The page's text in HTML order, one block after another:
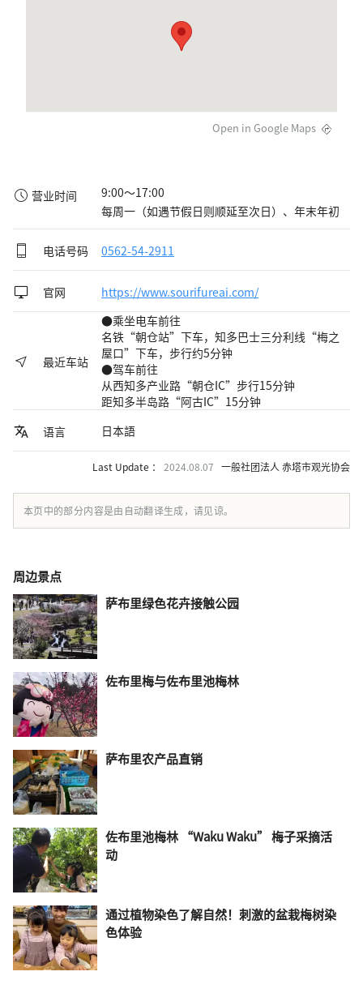
Open in Google Maps
营业时间
9:00～17:00
每周一（如遇节假日则顺延至次日）、年末年初
电话号码 0562-54-2911
官网 https://www.sourifureai.com/
最近车站
●乘坐电车前往
名铁“朝仓站”下车，知多巴士三分利线“梅之
屋口”下车，步行约5分钟
●驾车前往
从西知多产业路“朝仓IC”步行15分钟
距知多半岛路“阿古IC”15分钟
语言
日本語
Last Update ： 2024.08.07 一般社团法人 赤塔市观光协会
本页中的部分内容是由自动翻译生成，请见谅。
周边景点
萨布里绿色花卉接触公园
佐布里梅与佐布里池梅林
萨布里农产品直销
佐布里池梅林 “Waku Waku” 梅子采摘活
动
通过植物染色了解自然！刺激的盆栽梅树染
色体验